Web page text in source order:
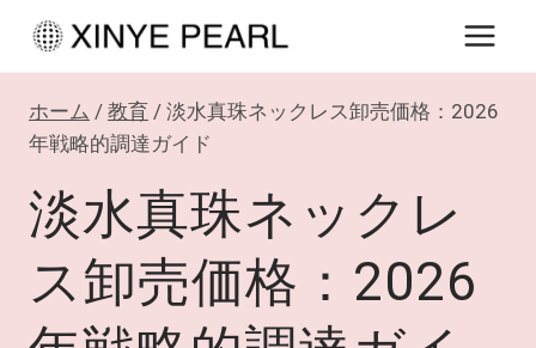
ホーム / 教育 / 淡水真珠ネックレス卸売価格：2026
年戦略的調達ガイド
淡水真珠ネックレ
ス卸売価格：2026